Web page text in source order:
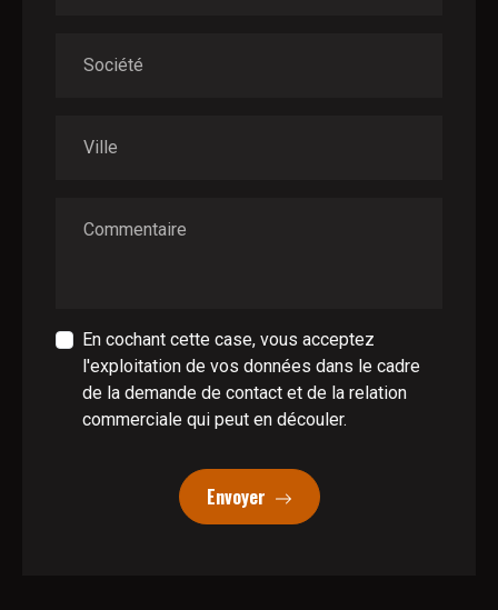
Société
Ville
Commentaire
En cochant cette case, vous acceptez
l'exploitation de vos données dans le cadre
de la demande de contact et de la relation
commerciale qui peut en découler.
Envoyer